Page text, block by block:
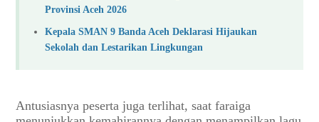
Provinsi Aceh 2026
Kepala SMAN 9 Banda Aceh Deklarasi Hijaukan
Sekolah dan Lestarikan Lingkungan
Antusiasnya peserta juga terlihat, saat faraiga